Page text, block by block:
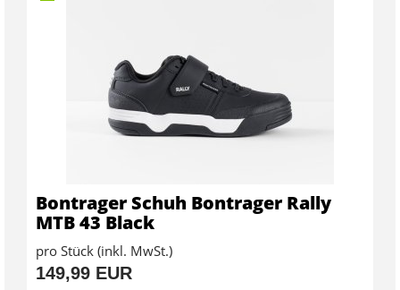
Bontrager Schuh Bontrager Rally
MTB 43 Black
pro Stück (inkl. MwSt.)
149,99 EUR